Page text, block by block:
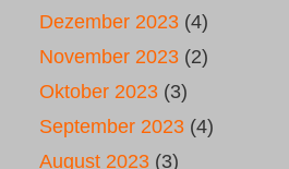
Dezember 2023 (4)
November 2023 (2)
Oktober 2023 (3)
September 2023 (4)
August 2023 (3)